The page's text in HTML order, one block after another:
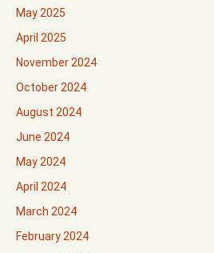
May 2025
April 2025
November 2024
October 2024
August 2024
June 2024
May 2024
April 2024
March 2024
February 2024